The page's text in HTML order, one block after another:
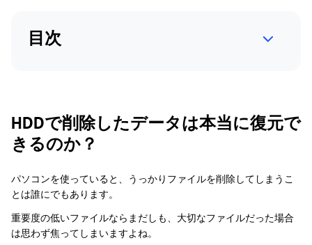
目次
HDDで削除したデータは本当に復元で
きるのか？
パソコンを使っていると、うっかりファイルを削除してしまうこ
とは誰にでもあります。
重要度の低いファイルならまだしも、大切なファイルだった場合
は思わず焦ってしまいますよね。